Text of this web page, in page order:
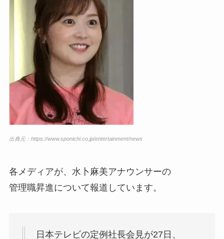
出典元：https://www.sponichi.co.jp/entertainment/news
各メディアが、水卜麻美アナウンサーの
管理職昇進について報道しています。
日本テレビの定例社長会見が27日、